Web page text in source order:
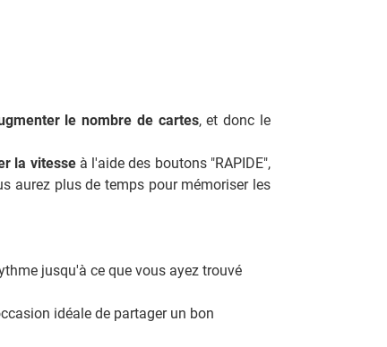
le nombre de cartes, et donc le
la vitesseà l'aide des boutons "RAPIDE",
aurez plus de temps pour mémoriser les
jusqu'à ce que vous ayez trouvé
idéale de partager un bon